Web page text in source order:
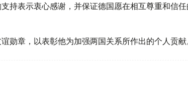
持表示衷心感谢，并保证德国愿在相互尊重和信任
勋章，以表彰他为加强两国关系所作出的个人贡献